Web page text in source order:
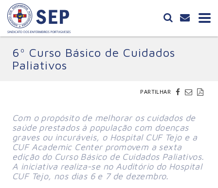
6º Curso Básico de Cuidados
Paliativos
PARTILHAR
Com o propósito de melhorar os cuidados de
saúde prestados à população com doenças
graves ou incuráveis, o Hospital CUF Tejo e a
CUF Academic Center promovem a sexta
edição do Curso Básico de Cuidados Paliativos.
A iniciativa realiza-se no Auditório do Hospital
CUF Tejo, nos dias 6 e 7 de dezembro.